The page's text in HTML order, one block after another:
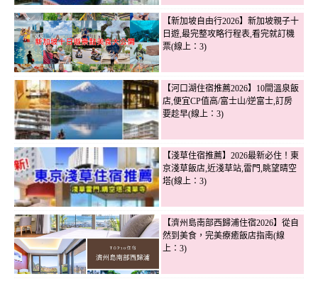
【新加坡自由行2026】新加坡親子十
日遊,最完整攻略行程表,看完就訂機
票(線上：3)
【河口湖住宿推薦2026】10間溫泉飯
店,便宜CP值高/富士山/逆富士,訂房
要趁早(線上：3)
【淺草住宿推薦】2026最新必住！東
京淺草飯店,近淺草站,雷門,眺望晴空
塔(線上：3)
【濟州島南部西歸浦住宿2026】從自
然到美食，完美療癒飯店指南(線
上：3)